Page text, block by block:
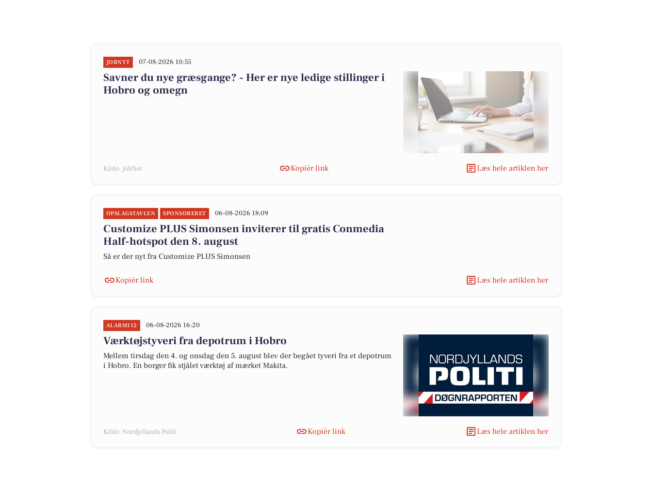
JOBNYT 07-08-2026 10:55
Savner du nye græsgange? - Her er nye ledige stillinger i
Hobro og omegn
Kilde: JobNet Kopiér link Læs hele artiklen her
OPSLAGSTAVLEN SPONSORERET 06-08-2026 18:09
Customize PLUS Simonsen inviterer til gratis Conmedia
Half-hotspot den 8. august
Så er der nyt fra Customize PLUS Simonsen
Kopiér link Læs hele artiklen her
ALARM112 06-08-2026 16:20
Værktøjstyveri fra depotrum i Hobro
Mellem tirsdag den 4. og onsdag den 5. august blev der begået tyveri fra et depotrum
i Hobro. En borger fik stjålet værktøj af mærket Makita.
Kilde: Nordjyllands Politi Kopiér link Læs hele artiklen her